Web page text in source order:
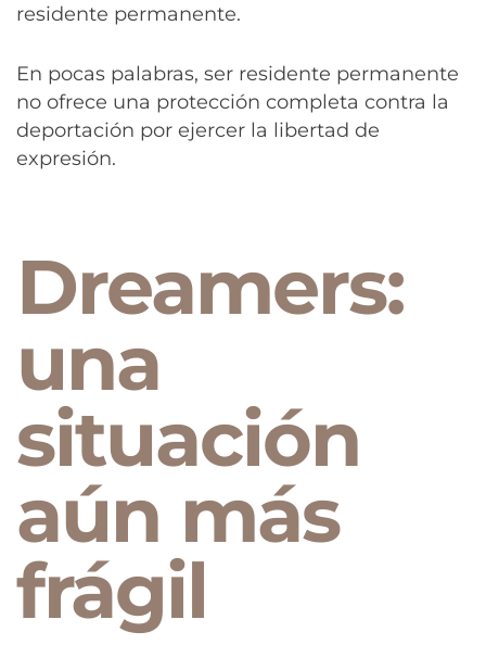
residente permanente.
En pocas palabras, ser residente permanente
no ofrece una protección completa contra la
deportación por ejercer la libertad de
expresión.
Dreamers:
una
situación
aún más
frágil